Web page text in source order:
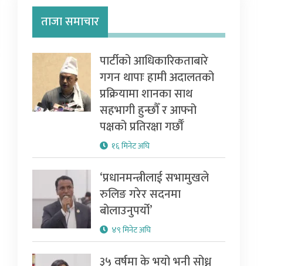
ताजा समाचार
पार्टीको आधिकारिकताबारे
गगन थापाः हामी अदालतको
प्रक्रियामा शानका साथ
सहभागी हुन्छौँ र आफ्नो
पक्षको प्रतिरक्षा गर्छौँ
१६ मिनेट अघि
‘प्रधानमन्त्रीलाई सभामुखले
रुलिङ गरेर सदनमा
बोलाउनुपर्यो’
४९ मिनेट अघि
३५ वर्षमा के भयो भनी सोध्न